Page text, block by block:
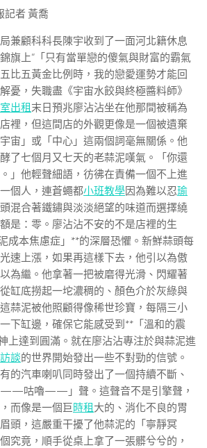
記者 黃喬
兼顧科科長陳宇收到了一面河北籍休息
旗上“「只有當單戀的傻氣與財富的霸氣
比五黃金比例時，我的戀愛運勢才能回
憂，失職盡《宇宙水餃與終極醬料師》
出租 末日預兆廖沾沾坐在他那間被稱為
店裡，但這間店的外觀更像是一個被遺棄
宙」或「中心」這兩個詞毫無關係。他
了七個月又七天的老蒜泥嘆氣。「你還
」他輕聲細語，彷彿在責備一個不上進
個人，連蒼蠅都小班教學因為難以忍瑜
混合著鐵鏽與淡淡絕望的味道而選擇繞
是：零。廖沾沾不安的不是店裡的生
成本焦慮症」**的深層恐懼。新鮮蒜頭每
速上漲，如果再這樣下去，他引以為傲
為繼。他拿著一把被磨得光滑、閃耀著
缸底撈起一坨濃稠的、顏色介於灰綠與
蒜泥被他照顧得像稀世珍寶，每隔三小
下缸邊，確保它能感受到**「溫和的震
上達到圓滿。就在廖沾沾專注於與蒜泥進
訪談的世界開始發出一些不對勁的信號。
的汽車喇叭同時發出了一個持續不斷、
——咕嚕——」聲。這聲音不是引擎聲，
而像是一個巨時租 大的、消化不良的胃
頭，這嚴重干擾了他蒜泥的「寧靜冥
究竟，順手從桌上拿了一張髒兮兮的，